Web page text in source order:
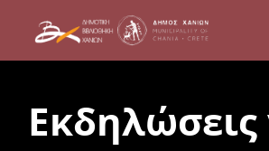
Εκδηλώσεις